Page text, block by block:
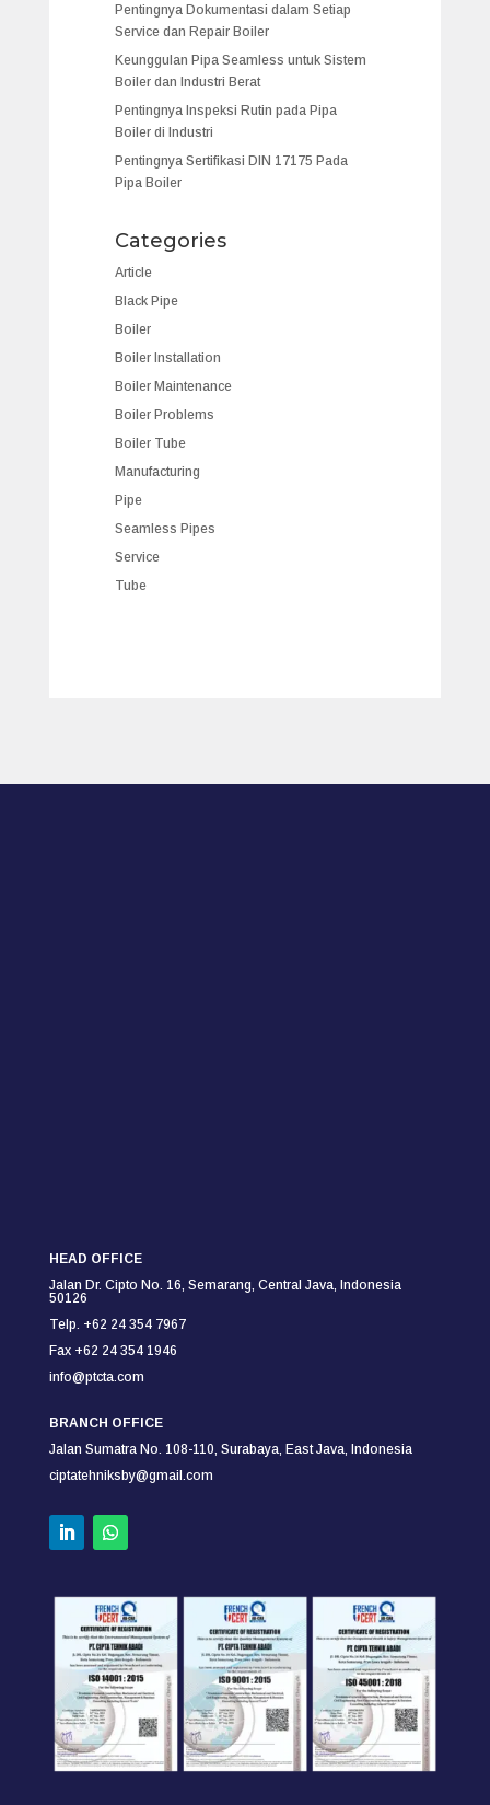
Pentingnya Dokumentasi dalam Setiap
Service dan Repair Boiler
Keunggulan Pipa Seamless untuk Sistem
Boiler dan Industri Berat
Pentingnya Inspeksi Rutin pada Pipa
Boiler di Industri
Pentingnya Sertifikasi DIN 17175 Pada
Pipa Boiler
Categories
Article
Black Pipe
Boiler
Boiler Installation
Boiler Maintenance
Boiler Problems
Boiler Tube
Manufacturing
Pipe
Seamless Pipes
Service
Tube
HEAD OFFICE
Jalan Dr. Cipto No. 16, Semarang, Central Java, Indonesia
50126
Telp. +62 24 354 7967
Fax +62 24 354 1946
info@ptcta.com
BRANCH OFFICE
Jalan Sumatra No. 108-110, Surabaya, East Java, Indonesia
ciptatehniksby@gmail.com